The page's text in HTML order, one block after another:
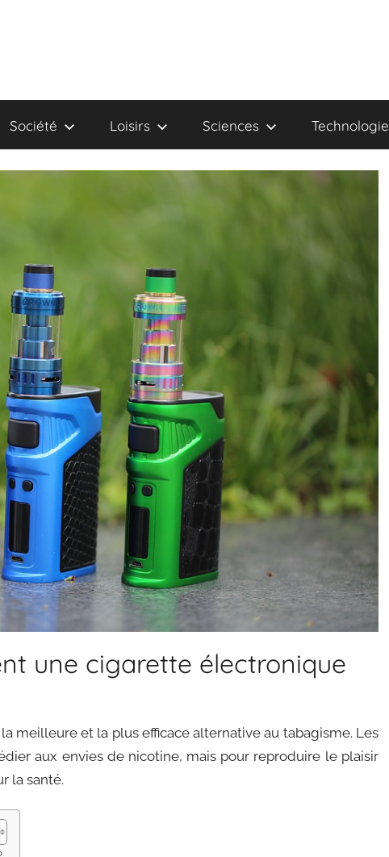
Société Loisirs Sciences Technologie
une cigarette électronique
meilleure et la plus efficace alternative au tabagisme. Les
aux envies de nicotine, mais pour reproduire le plaisir
la santé.